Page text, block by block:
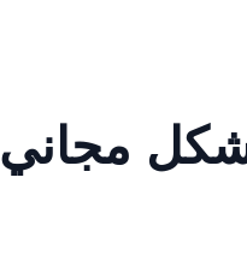
مجاني